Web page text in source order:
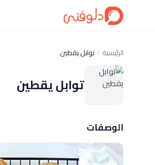
الرئيسية توابل يقطين
توابل يقطين
الوصفات